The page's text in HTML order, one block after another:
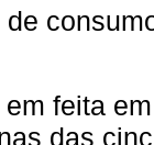
feita
das